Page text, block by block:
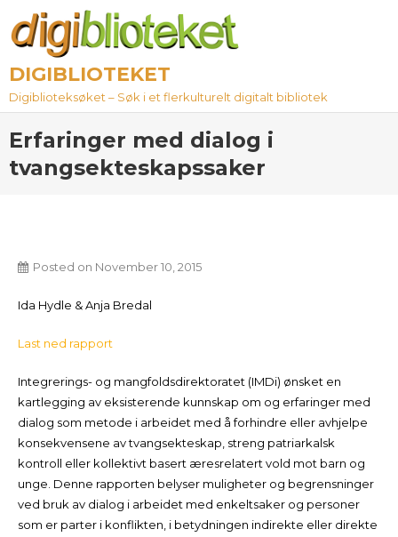
content
DIGIBLIOTEKET
Digiblioteksøket – Søk i et flerkulturelt digitalt bibliotek
Erfaringer med dialog i
tvangsekteskapssaker
Posted on November 10, 2015
Ida Hydle & Anja Bredal
Last ned rapport
Integrerings- og mangfoldsdirektoratet (IMDi) ønsket en
kartlegging av eksisterende kunnskap om og erfaringer med
dialog som metode i arbeidet med å forhindre eller avhjelpe
konsekvensene av tvangsekteskap, streng patriarkalsk
kontroll eller kollektivt basert æresrelatert vold mot barn og
unge. Denne rapporten belyser muligheter og begrensninger
ved bruk av dialog i arbeidet med enkeltsaker og personer
som er parter i konflikten, i betydningen indirekte eller direkte